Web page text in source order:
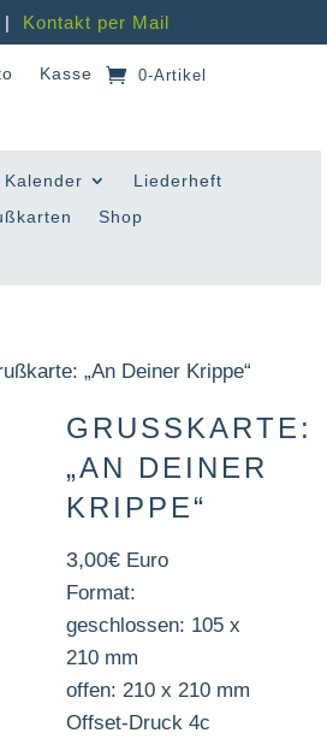
| Kontakt per Mail
Kasse 0-Artikel
Kalender
Liederheft
Shop
„An Deiner Krippe“
GRUSSKARTE: „
AN DEINER K
RIPPE“
3,00€ Euro
Format:
geschlossen: 105 x
210 mm
offen: 210 x 210 mm
Offset-Druck 4c